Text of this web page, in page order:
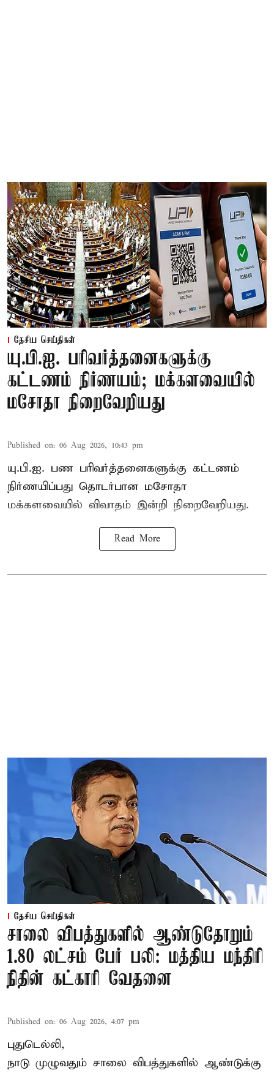
தேசிய செய்திகள்
யு.பி.ஐ. பரிவர்த்தனைகளுக்கு
கட்டணம் நிர்ணயம்; மக்களவையில்
மசோதா நிறைவேறியது
Published on: 06 Aug 2026, 10:43 pm
யு.பி.ஐ. பண பரிவர்த்தனைகளுக்கு கட்டணம்
நிர்ணயிப்பது தொடர்பான மசோதா
மக்களவையில் விவாதம் இன்றி நிறைவேறியது.
Read More
தேசிய செய்திகள்
சாலை விபத்துகளில் ஆண்டுதோறும்
1.80 லட்சம் பேர் பலி: மத்திய மந்திரி
நிதின் கட்காரி வேதனை
Published on: 06 Aug 2026, 4:07 pm
புதுடெல்லி,
நாடு முழுவதும் சாலை விபத்துகளில் ஆண்டுக்கு